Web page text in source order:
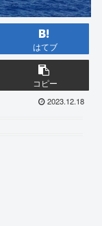
はてブ
コピー
2023.12.18